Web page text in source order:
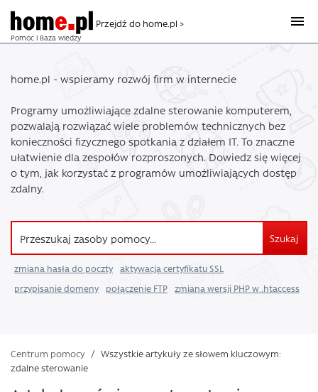
Pomoc i Baza wiedzy
Przejdź do home.pl >
home.pl - wspieramy rozwój firm w internecie
Programy umożliwiające zdalne sterowanie komputerem,
pozwalają rozwiązać wiele problemów technicznych bez
konieczności fizycznego spotkania z działem IT. To znaczne
ułatwienie dla zespołów rozproszonych. Dowiedz się więcej
o tym, jak korzystać z programów umożliwiających dostęp
zdalny.
Szukaj
zmiana hasła do poczty
aktywacja certyfikatu SSL
przypisanie domeny
połączenie FTP zmiana wersji PHP w .htaccess
Centrum pomocy / Wszystkie artykuły ze słowem kluczowym:
zdalne sterowanie